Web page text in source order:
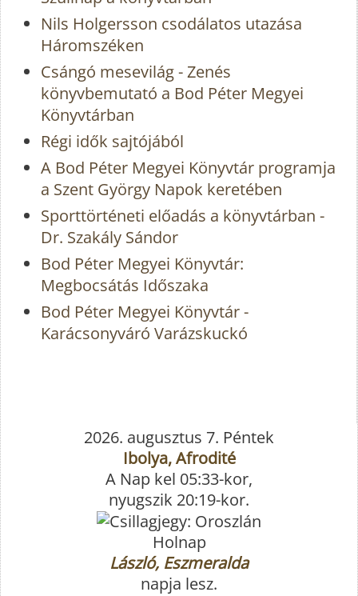
Nils Holgersson csodálatos utazása
Háromszéken
Csángó mesevilág - Zenés
könyvbemutató a Bod Péter Megyei
Könyvtárban
Régi idők sajtójából
A Bod Péter Megyei Könyvtár programja
a Szent György Napok keretében
Sporttörténeti előadás a könyvtárban -
Dr. Szakály Sándor
Bod Péter Megyei Könyvtár:
Megbocsátás Időszaka
Bod Péter Megyei Könyvtár -
Karácsonyváró Varázskuckó
2026. augusztus 7. Péntek
Ibolya, Afrodité
A Nap kel 05:33-kor,
nyugszik 20:19-kor.
Holnap
László, Eszmeralda
napja lesz.